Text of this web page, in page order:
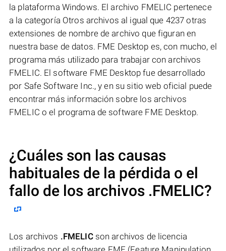
la plataforma Windows. El archivo FMELIC pertenece
a la categoría Otros archivos al igual que 4237 otras
extensiones de nombre de archivo que figuran en
nuestra base de datos. FME Desktop es, con mucho, el
programa más utilizado para trabajar con archivos
FMELIC. El software FME Desktop fue desarrollado
por Safe Software Inc., y en su sitio web oficial puede
encontrar más información sobre los archivos
FMELIC o el programa de software FME Desktop.
¿Cuáles son las causas
habituales de la pérdida o el
fallo de los archivos .FMELIC?
Los archivos .FMELICson archivos de licencia